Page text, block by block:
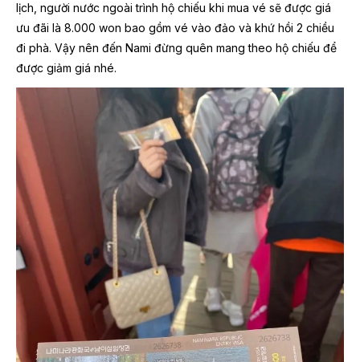
lịch, người nước ngoài trình hộ chiếu khi mua vé sẽ được giá
ưu đãi là 8.000 won bao gồm vé vào đảo và khứ hồi 2 chiều
đi phà. Vậy nên đến Nami đừng quên mang theo hộ chiếu để
được giảm giá nhé.